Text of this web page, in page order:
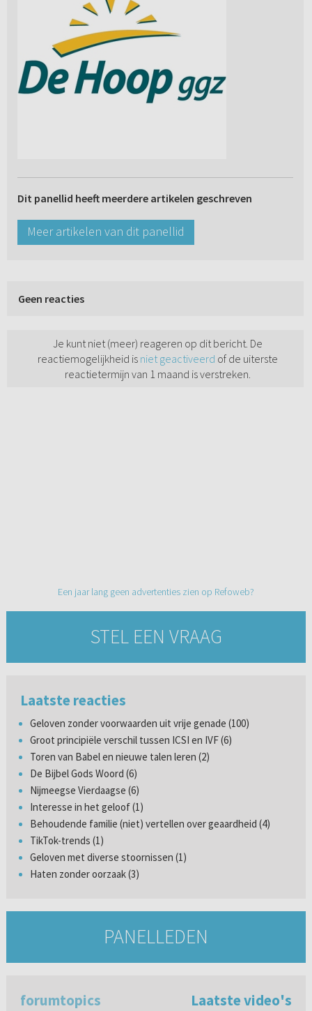
Dit panellid heeft meerdere artikelen geschreven
Meer artikelen van dit panellid
Geen reacties
Je kunt niet (meer) reageren op dit bericht. De
reactiemogelijkheid is niet geactiveerd of de uiterste
reactietermijn van 1 maand is verstreken.
Een jaar lang geen advertenties zien op Refoweb?
STEL EEN VRAAG
Laatste reacties
Geloven zonder voorwaarden uit vrije genade (100)
Groot principiële verschil tussen ICSI en IVF (6)
Toren van Babel en nieuwe talen leren (2)
De Bijbel Gods Woord (6)
Nijmeegse Vierdaagse (6)
Interesse in het geloof (1)
Behoudende familie (niet) vertellen over geaardheid (4)
TikTok-trends (1)
Geloven met diverse stoornissen (1)
Haten zonder oorzaak (3)
PANELLEDEN
forumtopics Laatste video's